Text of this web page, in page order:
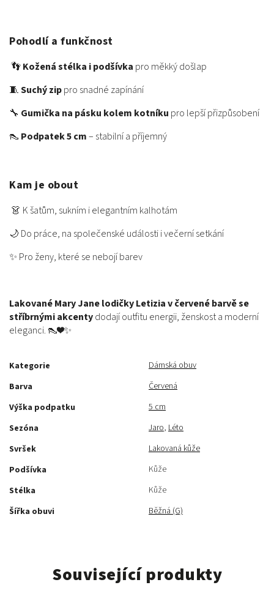
Pohodlí a funkčnost
👣Kožená stélka i podšívka pro měkký došlap
🧵Suchý zippro snadné zapínání
🔧 Gumička na pásku kolem kotníku pro lepší přizpůsobení
👠 Podpatek 5 cm– stabilní a příjemný
Kam je obout
👗 K šatům, sukním i elegantním kalhotám
🌙 Do práce, na společenské události i večerní setkání
✨ Pro ženy, které se nebojí barev
Lakované Mary Jane lodičky Letizia v červené barvě se
stříbrnými akcentydodají outfitu energii, ženskost a moderní
eleganci. 👠❤️✨
Kategorie
Dámská obuv
Barva
Červená
Výška podpatku
5 cm
Sezóna
Jaro, Léto
Svršek
Lakovaná kůže
Podšívka
Kůže
Stélka
Kůže
Šířka obuvi
Běžná (G)
Související produkty